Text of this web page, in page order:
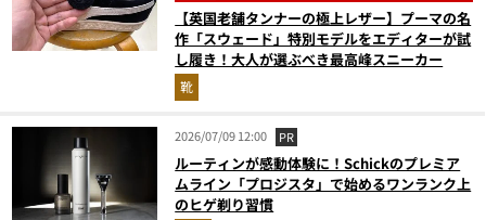
【英国老舗タンナーの極上レザー】プーマの名
作「スウェード」特別モデルをエディターが試
し履き！大人が選ぶべき最高峰スニーカー
靴
2026/07/09 12:00 PR
ルーティンが感動体験に！Schickのプレミア
ムライン「プロジスタ」で始めるワンランク上
のヒゲ剃り習慣